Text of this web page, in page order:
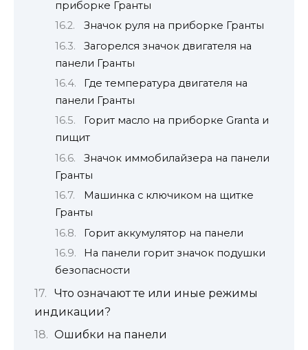
приборке Гранты
Значок руля на приборке Гранты
Загорелся значок двигателя на
панели Гранты
Где температура двигателя на
панели Гранты
Горит масло на приборке Granta и
пищит
Значок иммобилайзера на панели
Гранты
Машинка с ключиком на щитке
Гранты
Горит аккумулятор на панели
На панели горит значок подушки
безопасности
Что означают те или иные режимы
индикации?
Ошибки на панели